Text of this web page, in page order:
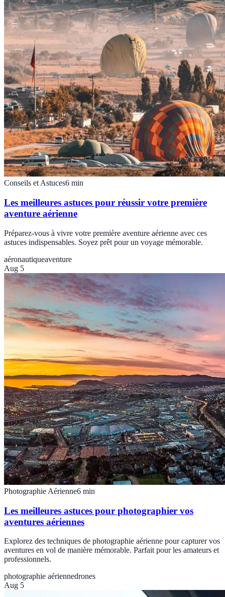
Conseils et Astuces6 min
Les meilleures astuces pour réussir votre première
aventure aérienne
Préparez-vous à vivre votre première aventure aérienne avec ces
astuces indispensables. Soyez prêt pour un voyage mémorable.
aéronautiqueaventure
Aug 5
Photographie Aérienne6 min
Les meilleures astuces pour photographier vos
aventures aériennes
Explorez des techniques de photographie aérienne pour capturer vos
aventures en vol de manière mémorable. Parfait pour les amateurs et
professionnels.
photographie aériennedrones
Aug 5